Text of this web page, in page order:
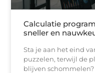
Calculatie
sneller en
Sta je aan het eind
puzzelen, terwijl de
blijven